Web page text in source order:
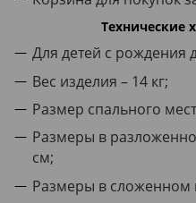
Технические
Для детей с рождения
Вес изделия – 14 кг;
Размер спального
Размеры в
см;
Размеры в сложенном